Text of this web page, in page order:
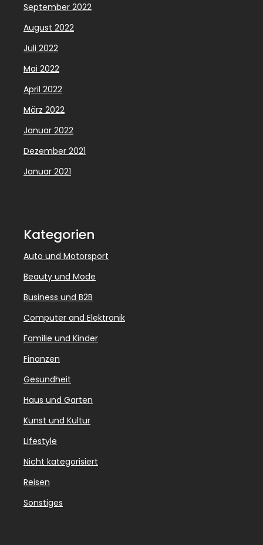
September 2022
August 2022
Juli 2022
Mai 2022
April 2022
März 2022
Januar 2022
Dezember 2021
Januar 2021
Kategorien
Auto und Motorsport
Beauty und Mode
Business und B2B
Computer and Elektronik
Familie und Kinder
Finanzen
Gesundheit
Haus und Garten
Kunst und Kultur
Lifestyle
Nicht kategorisiert
Reisen
Sonstiges